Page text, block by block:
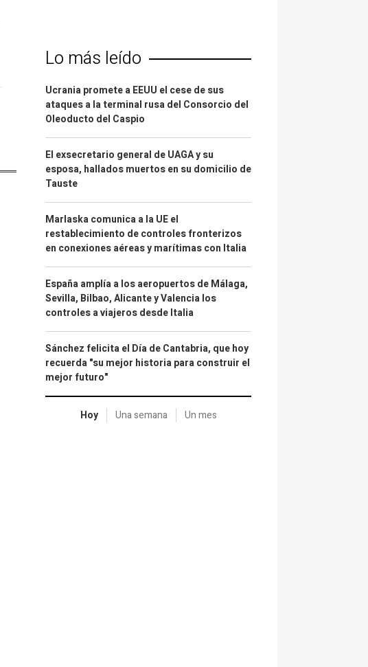
Lo más leído
Ucrania promete a EEUU el cese de sus
ataques a la terminal rusa del Consorcio del
Oleoducto del Caspio
El exsecretario general de UAGA y su
esposa, hallados muertos en su domicilio de
Tauste
Marlaska comunica a la UE el
restablecimiento de controles fronterizos
en conexiones aéreas y marítimas con Italia
España amplía a los aeropuertos de Málaga,
Sevilla, Bilbao, Alicante y Valencia los
controles a viajeros desde Italia
Sánchez felicita el Día de Cantabria, que hoy
recuerda "su mejor historia para construir el
mejor futuro"
Hoy Una semana Un mes